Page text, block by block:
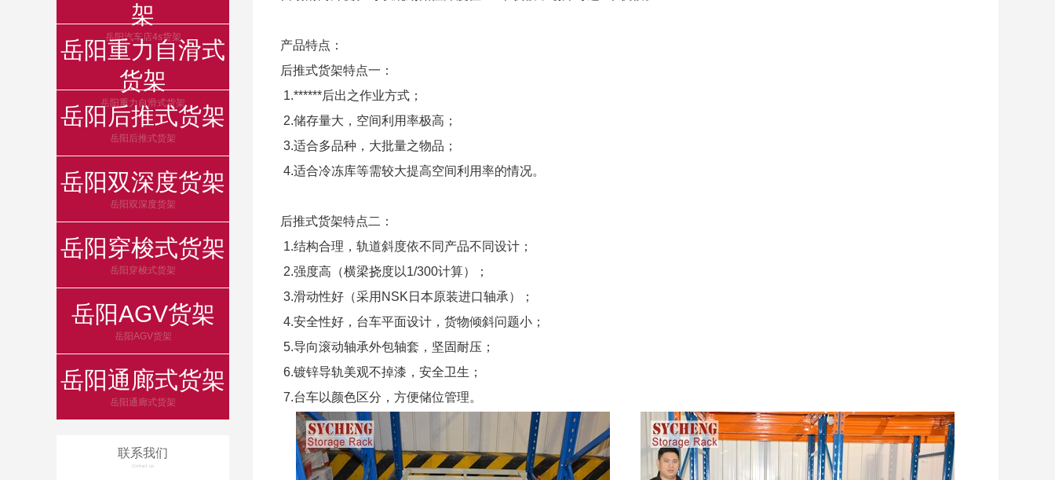
架
岳阳汽车店4s货架
岳阳重力自滑式
货架
岳阳重力自滑式货架
岳阳后推式货架
岳阳后推式货架
岳阳双深度货架
岳阳双深度货架
岳阳穿梭式货架
岳阳穿梭式货架
岳阳AGV货架
岳阳AGV货架
岳阳通廊式货架
岳阳通廊式货架
联系我们
Contact us
产品特点：
后推式货架特点一：
1.******后出之作业方式；
2.储存量大，空间利用率极高；
3.适合多品种，大批量之物品；
4.适合冷冻库等需较大提高空间利用率的情况。
后推式货架特点二：
1.结构合理，轨道斜度依不同产品不同设计；
2.强度高（横梁挠度以1/300计算）；
3.滑动性好（采用NSK日本原装进口轴承）；
4.安全性好，台车平面设计，货物倾斜问题小；
5.导向滚动轴承外包轴套，坚固耐压；
6.镀锌导轨美观不掉漆，安全卫生；
7.台车以颜色区分，方便储位管理。